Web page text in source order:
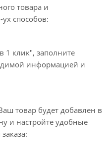
товара и
способов:
1 клик", заполните
информацией и
товар будет добавлен в
и настройте удобные